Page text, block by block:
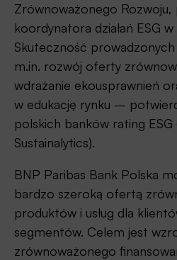
Zrównoważonego Rozwoju,
koordynatora działań ESG
Skuteczność prowadzonych
m.in. rozwój oferty
wdrażanie ekousprawnień
w edukację rynku –
polskich banków rating
Sustainalytics).
BNP Paribas Bank Polska
bardzo szeroką ofertą
produktów i usług dla
segmentów. Celem jest
zrównoważonego